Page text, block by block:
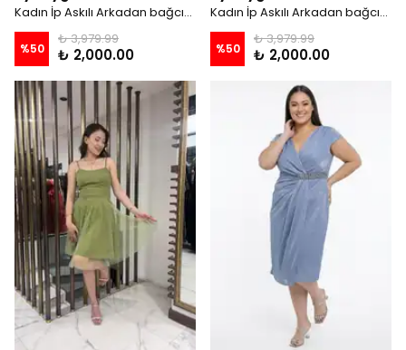
Kadın İp Askılı Arkadan bağcıklı Astarlı Taşlı Kısa Tül Elbise - İNDİGO
%50
₺ 3,979.99
₺ 2,000.00
Kadın İp Askılı Arkadan bağcıklı Astarlı Taşlı Kısa Tül Elbise - GÜLKURUSU
%50
₺ 3,979.99
₺ 2,000.00